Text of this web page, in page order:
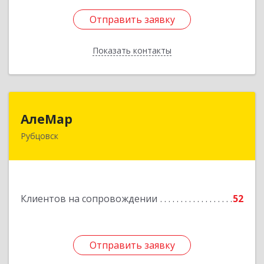
Отправить заявку
Показать контакты
Отправить заявку
Назад
АлеМар
Рубцовск
Клиентов на сопровождении 52
Отправить заявку
Отправить заявку